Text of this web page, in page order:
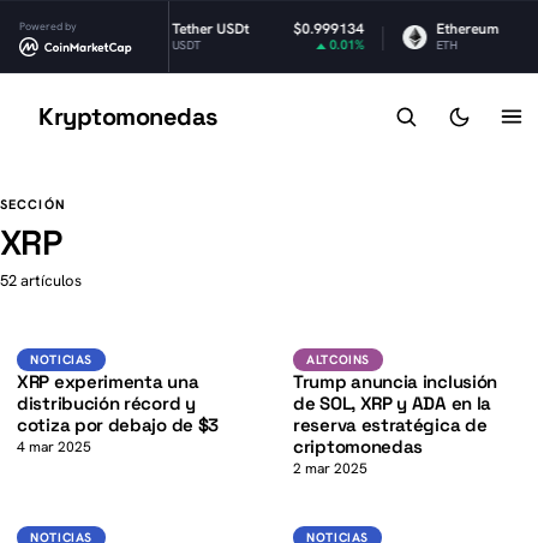
Powered by
$1.03
-2.13%
Tether USDt $0.999134
USDT 0.01%
Ethereum
ETH
Kryptomonedas
SECCIÓN
XRP
52 artículos
NOTICIAS XRP
K
NOTICIAS
XRP experimenta una
distribución récord y
cotiza por debajo de $3
4 mar 2025
ALTCOINS SOL
ALTCOINS
Trump anuncia inclusión
de SOL, XRP y ADA en la
reserva estratégica de
criptomonedas
2 mar 2025
NOTICIAS XRP
NOTICIAS NOTICIAS XRP
NOTICIAS